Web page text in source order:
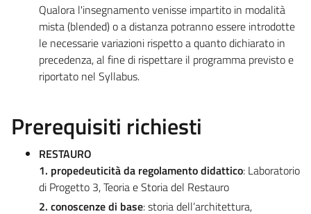
Qualora l'insegnamento venisse impartito in modalità
mista (blended) o a distanza potranno essere introdotte
le necessarie variazioni rispetto a quanto dichiarato in
precedenza, al fine di rispettare il programma previsto e
riportato nel Syllabus.
Prerequisiti richiesti
RESTAURO
1. propedeuticità da regolamento didattico: Laboratorio
di Progetto 3, Teoria e Storia del Restauro
2. conoscenze di base: storia dell’architettura,